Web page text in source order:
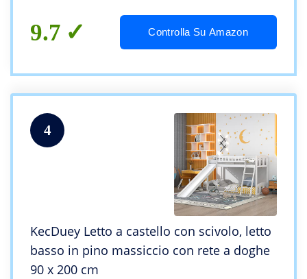
9.7 Controlla Su Amazon
4
KecDuey Letto a castello con scivolo, letto
basso in pino massiccio con rete a doghe
90 x 200 cm